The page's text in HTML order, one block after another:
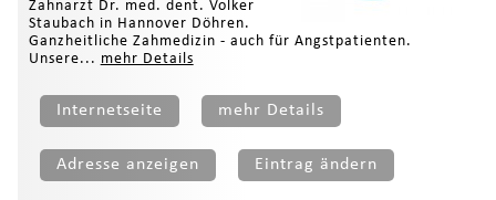
Zahnarzt Dr. med. dent. Volker
Staubach in Hannover Döhren.
Ganzheitliche Zahmedizin - auch für Angstpatienten.
Unsere... mehr Details
Internetseite mehr Details
Adresse anzeigen Eintrag ändern